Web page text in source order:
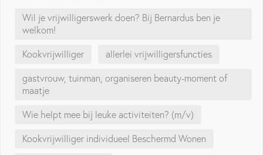
Wil je vrijwilligerswerk doen? Bij Bernardus ben je
welkom!
Kookvrijwilliger allerlei vrijwilligersfuncties
gastvrouw, tuinman, organiseren beauty-moment of
maatje
Wie helpt mee bij leuke activiteiten? (m/v)
Kookvrijwilliger individueel Beschermd Wonen